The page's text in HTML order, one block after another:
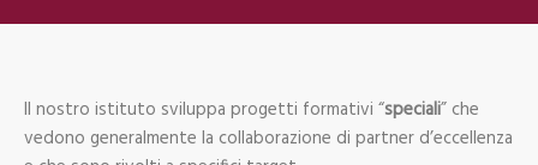
Il nostro istituto sviluppa progetti formativi “speciali” che
vedono generalmente la collaborazione di partner d’eccellenza